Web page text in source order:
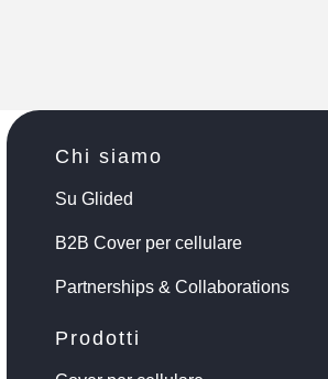
Chi siamo
Su Glided
B2B Cover per cellulare
Partnerships & Collaborations
Prodotti